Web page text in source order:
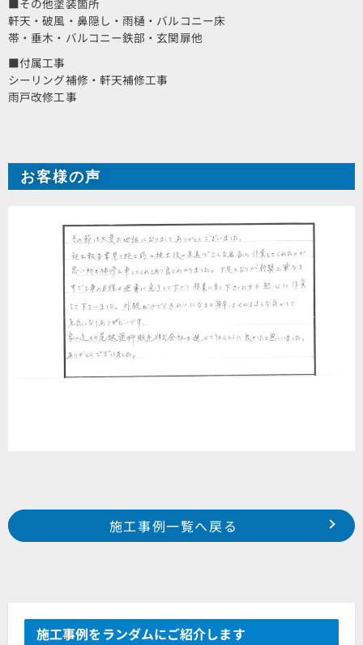
軒天・破風・鼻隠し・雨樋・バルコニー床
帯・垂木・バルコニー鉄部・玄関扉他
■付属工事
シーリング補修・軒天補修工事
雨戸改修工事
お客様の声
Prev
2024年4月施工 袋井市浅羽一色町 K様邸
施工事例一覧へ戻る
施工事例をランダムにご紹介します